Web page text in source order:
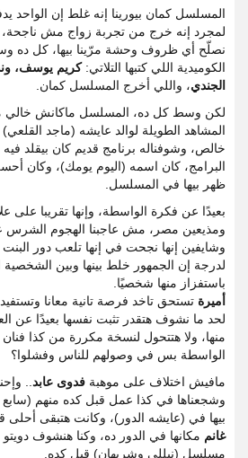
المسلسل كمان بيورينا إنه غلط إن الواحد
لمجرد إنه خرج من تجربة زواج مش ناجحة،
نصلّح أي ظروف وحشة مرّينا بيها، كل ده
الكوميدية اللي كتبها التلاتي:كريم يوسف،
الجندي، واللي أخرج المسلسل كمان.
لكن وسط كل ده، المسلسل ماكانش
المشاهد الطويلة لوالد عايشه (ماجد
خالص، وشوفناله برنامج قديم كان بيقلد فيه
البرامج، كان اسمه (اليوم يومك)، وكان
ظهر بيها في المسلسل.
بعيدًا عن فكرة الواسطة، وإنها تقريبا على
ومذيعين مصر، مش عاجبنا الهجوم الشرس
لدرجة إن الجمهور خلط بينها وبين الشخصية
باستفزاز منها شخصيًا.
أميرة
لحد ما نشوف هتقدر تثبت نفسها بعيدًا عن
منها، ولا هتتحول لنسخة مكررة من كذا فنان
الواسطة بس في وصولهم للناس وفشلوا؟
مافيش اختلاف على موهبة فدوى عابد ..
وشجعناها في كذا عمل قبل كده منهم
بيها في (عايشه الدور)، وكانت هتبقى أحلى
غانم مكانها في الدور ده، وكنا هنشوف
مسلسل (نيللي وشريهان) قبل كده.